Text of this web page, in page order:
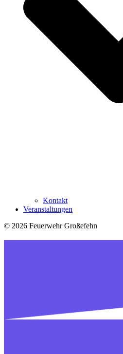
Kontakt
Veranstaltungen
© 2026 Feuerwehr Großefehn